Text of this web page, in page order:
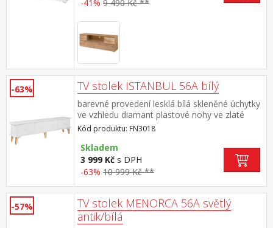
-41% 9 490 Kč **
-63% TV stolek ISTANBUL 56A bílý
barevné provedení lesklá bílá skleněné úchytky
ve vzhledu diamant plastové nohy ve zlaté
barvě, výška nohy 19 cm 3
výklopná dvířka, maximální doporučené
zatížení 30 kg
Kód produktu: FN3018
Skladem
3 999 Kč s DPH
-63% 10 999 Kč **
-57%
TV stolek MENORCA 56A světlý
antik/bílá